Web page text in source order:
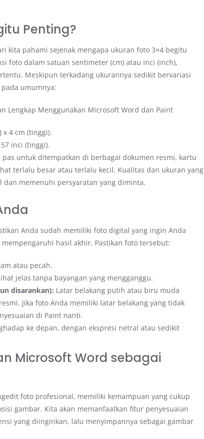
Penting?
kita pahami sejenak mengapa ukuran foto 3×4 begitu
foto dalam satuan sentimeter (cm) atau inci (inch),
Meskipun terkadang ukurannya sedikit bervariasi
umumnya:
x 4 cm (tinggi).
inci (tinggi).
untuk ditempatkan di berbagai dokumen resmi, kartu
terlalu besar atau terlalu kecil. Kualitas dan ukuran yang
memenuhi persyaratan yang diminta.
Anda sudah memiliki foto digital yang ingin Anda
hasil akhir. Pastikan foto tersebut:
atau pecah.
jelas tanpa bayangan yang mengganggu.
disarankan): Latar belakang putih atau biru muda
Jika foto Anda memiliki latar belakang yang tidak
di Paint nanti.
ke depan, dengan ekspresi netral atau sedikit
Microsoft Word sebagai
foto profesional, memiliki kemampuan yang cukup
gambar. Kita akan memanfaatkan fitur penyesuaian
yang diinginkan, lalu menyimpannya sebagai gambar